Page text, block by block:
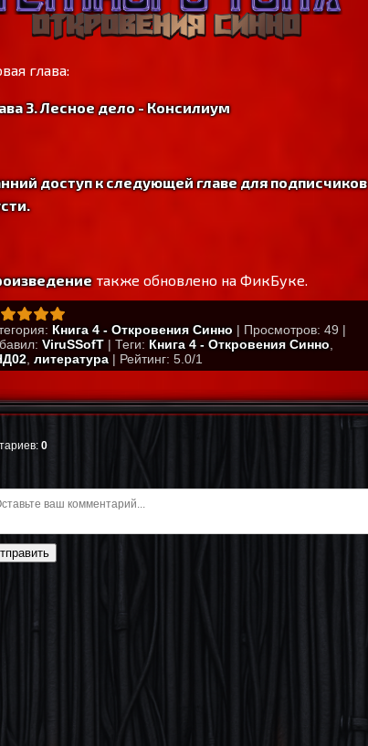
глава:
3. Лесное дело - Консилиум
доступ к следующей главе для подписчиков
также обновлено на ФикБуке.
: Книга 4 - Откровения Синно | Просмотров: 49 |
: ViruSSofT | Теги: Книга 4 - Откровения Синно
литература | Рейтинг: 5.0/1
: 0